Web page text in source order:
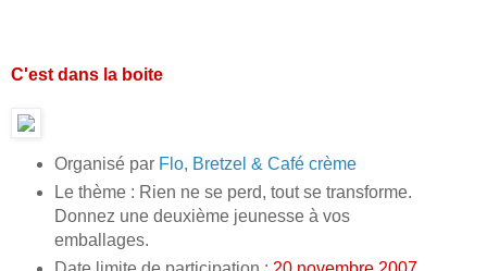
C'est dans la boite
Organisé par Flo, Bretzel & Café crème
Le thème : Rien ne se perd, tout se transforme.
Donnez une deuxième jeunesse à vos
emballages.